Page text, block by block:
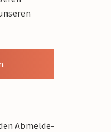
Abmelde-